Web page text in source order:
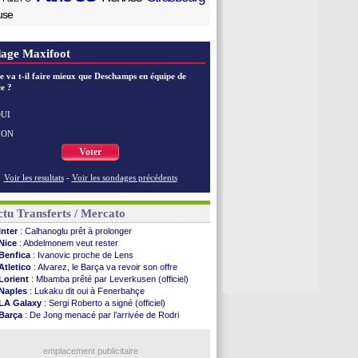
Maxifoot
va t-il faire mieux que Deschamps en équipe de
?
Voter
Voir les resultats - Voir les sondages précédents
Transferts / Mercato
: Calhanoglu prêt à prolonger
: Abdelmonem veut rester
: Ivanovic proche de Lens
: Alvarez, le Barça va revoir son offre
: Mbamba prêté par Leverkusen (officiel)
: Lukaku dit oui à Fenerbahçe
Galaxy : Sergi Roberto a signé (officiel)
: De Jong menacé par l’arrivée de Rodri
: Almada rejoint River Plate (off.)
emplacement publicitaire